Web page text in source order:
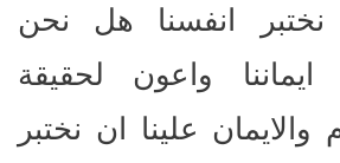
نختبر انفسنا هل نحن
واعون لحقيقة
والايمان علينا ان نختبر